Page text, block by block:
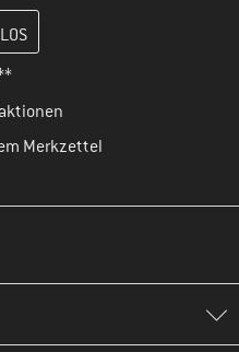
und erstelle im nächsten
Merkzettel